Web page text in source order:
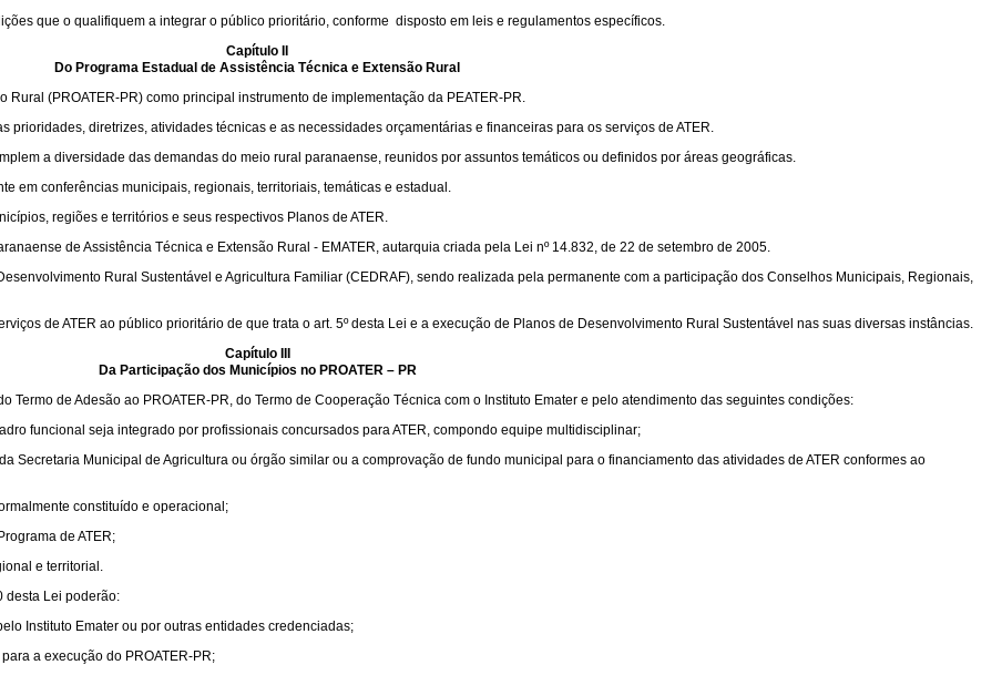
que o qualifiquem a integrar o público prioritário, conforme disposto em leis e regulamentos específicos.
Capítulo II
Do Programa Estadual de Assistência Técnica e Extensão Rural
(PROATER-PR) como principal instrumento de implementação da PEATER-PR.
prioridades, diretrizes, atividades técnicas e as necessidades orçamentárias e financeiras para os serviços de ATER.
a diversidade das demandas do meio rural paranaense, reunidos por assuntos temáticos ou definidos por áreas geográficas.
em conferências municipais, regionais, territoriais, temáticas e estadual.
regiões e territórios e seus respectivos Planos de ATER.
de Assistência Técnica e Extensão Rural - EMATER, autarquia criada pela Lei nº 14.832, de 22 de setembro de 2005.
Rural Sustentável e Agricultura Familiar (CEDRAF), sendo realizada pela permanente com a participação dos Conselhos Municipais, Regionais,
de ATER ao público prioritário de que trata o art. 5º desta Lei e a execução de Planos de Desenvolvimento Rural Sustentável nas suas diversas instâncias.
Capítulo III
Da Participação dos Municípios no PROATER – PR
Termo de Adesão ao PROATER-PR, do Termo de Cooperação Técnica com o Instituto Emater e pelo atendimento das seguintes condições:
funcional seja integrado por profissionais concursados para ATER, compondo equipe multidisciplinar;
Secretaria Municipal de Agricultura ou órgão similar ou a comprovação de fundo municipal para o financiamento das atividades de ATER conformes ao
constituído e operacional;
de ATER;
e territorial.
desta Lei poderão:
Instituto Emater ou por outras entidades credenciadas;
a execução do PROATER-PR;